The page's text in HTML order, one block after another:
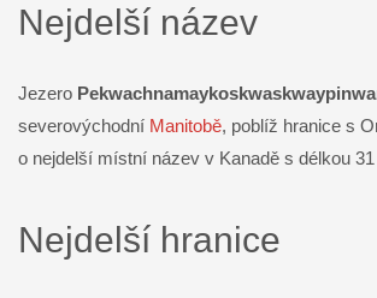
Nejdelší název
Jezero
severovýchodní Manitobě, poblíž hranice s
o nejdelší místní název v Kanadě s délkou
Nejdelší hranice